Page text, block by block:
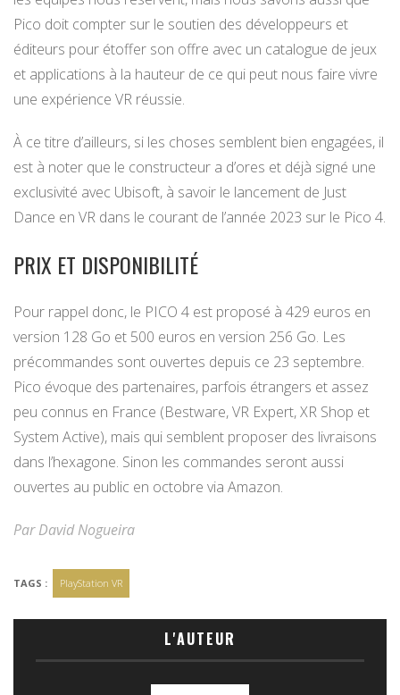
Pico doit compter sur le soutien des développeurs et
éditeurs pour étoffer son offre avec un catalogue de jeux
et applications à la hauteur de ce qui peut nous faire vivre
une expérience VR réussie.
À ce titre d’ailleurs, si les choses semblent bien engagées, il
est à noter que le constructeur a d’ores et déjà signé une
exclusivité avec Ubisoft, à savoir le lancement de Just
Dance en VR dans le courant de l’année 2023 sur le Pico 4.
PRIX ET DISPONIBILITÉ
Pour rappel donc, le PICO 4 est proposé à 429 euros en
version 128 Go et 500 euros en version 256 Go. Les
précommandes sont ouvertes depuis ce 23 septembre.
Pico évoque des partenaires, parfois étrangers et assez
peu connus en France (Bestware, VR Expert, XR Shop et
System Active), mais qui semblent proposer des livraisons
dans l’hexagone. Sinon les commandes seront aussi
ouvertes au public en octobre via Amazon.
Par David Nogueira
TAGS : PlayStation VR
L'AUTEUR